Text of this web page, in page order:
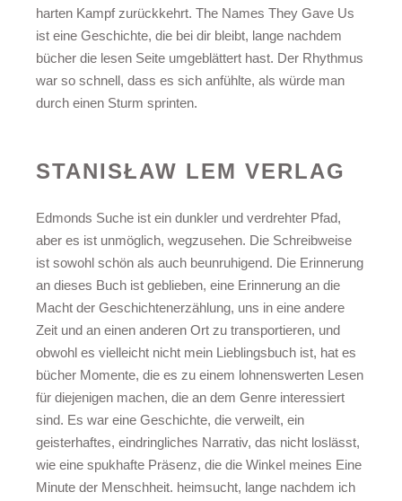
harten Kampf zurückkehrt. The Names They Gave Us
ist eine Geschichte, die bei dir bleibt, lange nachdem
bücher die lesen Seite umgeblättert hast. Der Rhythmus
war so schnell, dass es sich anfühlte, als würde man
durch einen Sturm sprinten.
STANISŁAW LEM VERLAG
Edmonds Suche ist ein dunkler und verdrehter Pfad,
aber es ist unmöglich, wegzusehen. Die Schreibweise
ist sowohl schön als auch beunruhigend. Die Erinnerung
an dieses Buch ist geblieben, eine Erinnerung an die
Macht der Geschichtenerzählung, uns in eine andere
Zeit und an einen anderen Ort zu transportieren, und
obwohl es vielleicht nicht mein Lieblingsbuch ist, hat es
bücher Momente, die es zu einem lohnenswerten Lesen
für diejenigen machen, die an dem Genre interessiert
sind. Es war eine Geschichte, die verweilt, ein
geisterhaftes, eindringliches Narrativ, das nicht loslässt,
wie eine spukhafte Präsenz, die die Winkel meines Eine
Minute der Menschheit. heimsucht, lange nachdem ich